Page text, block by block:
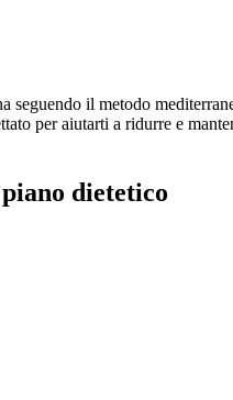
seguendo il metodo
per aiutarti a ridurre e
dietetico